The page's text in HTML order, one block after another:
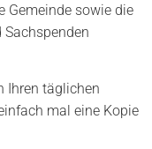
Gemeinde sowie die
Ihren täglichen
mal eine Kopie